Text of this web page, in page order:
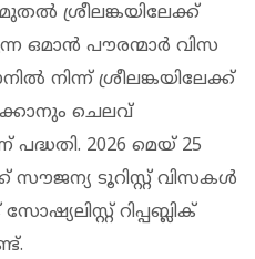
ശ്രീലങ്കയിലേക്ക്
ഒമാൻ പൗരന്മാർ വിസ
നിന്ന് ശ്രീലങ്കയിലേക്ക്
ചെലവ്
2026 മെയ് 25
സൗജന്യ ടൂറിസ്റ്റ് വിസകൾ
റിപ്പബ്ലിക്